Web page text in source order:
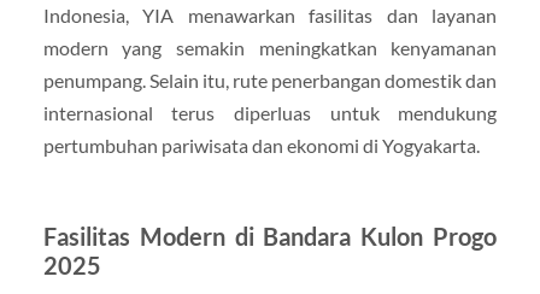
Indonesia, YIA menawarkan fasilitas dan layanan
modern yang semakin meningkatkan kenyamanan
penumpang. Selain itu, rute penerbangan domestik dan
internasional terus diperluas untuk mendukung
pertumbuhan pariwisata dan ekonomi di Yogyakarta.
Fasilitas Modern di Bandara Kulon Progo
2025